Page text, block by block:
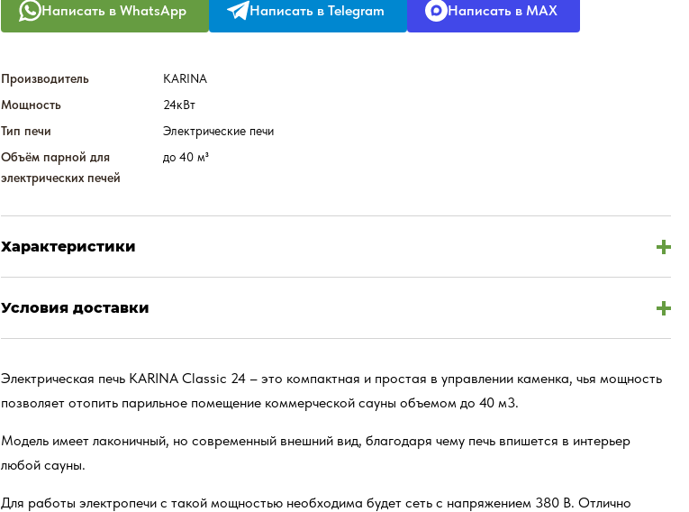
Написать в WhatsApp Написать в Telegram Написать в MAX
Производитель
KARINA
Мощность
24кВт
Тип печи
Электрические печи
Объём парной для
электрических печей
до 40 м³
Характеристики
Условия доставки
Электрическая печь KARINA Classic 24 – это компактная и простая в управлении каменка, чья мощность
позволяет отопить парильное помещение коммерческой сауны объемом до 40 м3.
Модель имеет лаконичный, но современный внешний вид, благодаря чему печь впишется в интерьер
любой сауны.
Для работы электропечи с такой мощностью необходима будет сеть с напряжением 380 В. Отлично